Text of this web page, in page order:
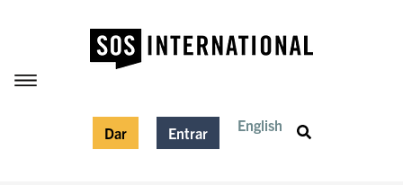
Dar Entrar English